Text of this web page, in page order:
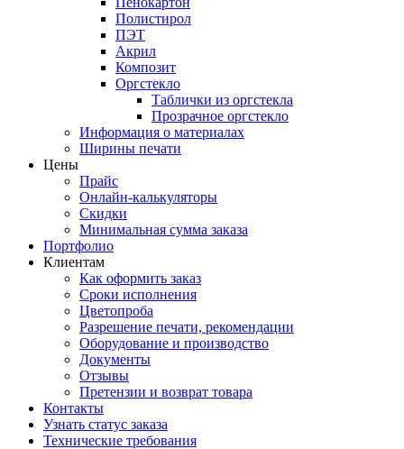
Полистирол
ПЭТ
Акрил
Композит
Оргстекло
Таблички из оргстекла
Прозрачное оргстекло
Информация о материалах
Ширины печати
Цены
Прайс
Онлайн-калькуляторы
Скидки
Минимальная сумма заказа
Портфолио
Клиентам
Как оформить заказ
Сроки исполнения
Цветопроба
Разрешение печати, рекомендации
Оборудование и производство
Документы
Отзывы
Претензии и возврат товара
Контакты
Узнать статус заказа
Технические требования